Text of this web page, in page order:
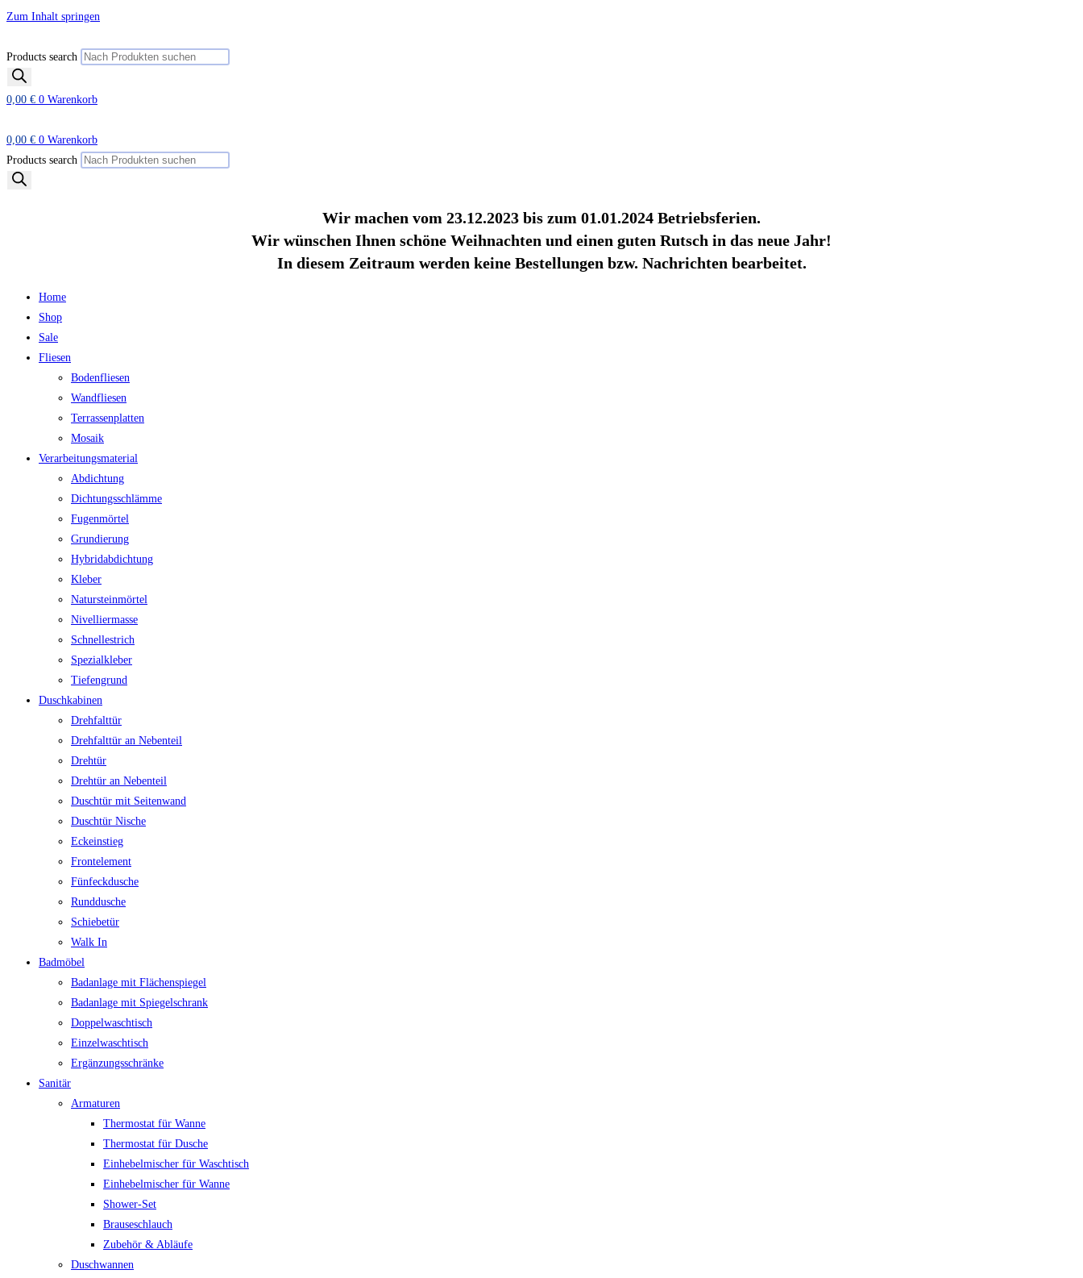
Zum Inhalt springen
Products search
0,00 € 0 Warenkorb
0,00 € 0 Warenkorb
Products search
Wir machen vom 23.12.2023 bis zum 01.01.2024 Betriebsferien.
Wir wünschen Ihnen schöne Weihnachten und einen guten Rutsch in das neue Jahr!
In diesem Zeitraum werden keine Bestellungen bzw. Nachrichten bearbeitet.
Home
Shop
Sale
Fliesen
Bodenfliesen
Wandfliesen
Terrassenplatten
Mosaik
Verarbeitungsmaterial
Abdichtung
Dichtungsschlämme
Fugenmörtel
Grundierung
Hybridabdichtung
Kleber
Natursteinmörtel
Nivelliermasse
Schnellestrich
Spezialkleber
Tiefengrund
Duschkabinen
Drehfalttür
Drehfalttür an Nebenteil
Drehtür
Drehtür an Nebenteil
Duschtür mit Seitenwand
Duschtür Nische
Eckeinstieg
Frontelement
Fünfeckdusche
Runddusche
Schiebetür
Walk In
Badmöbel
Badanlage mit Flächenspiegel
Badanlage mit Spiegelschrank
Doppelwaschtisch
Einzelwaschtisch
Ergänzungsschränke
Sanitär
Armaturen
Thermostat für Wanne
Thermostat für Dusche
Einhebelmischer für Waschtisch
Einhebelmischer für Wanne
Shower-Set
Brauseschlauch
Zubehör & Abläufe
Duschwannen